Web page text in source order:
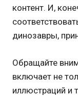
контент. И,
динозавры,
Обращайте
включает не
иллюстраций и